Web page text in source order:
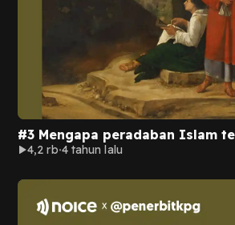
#3 Mengapa peradaban Islam
4,2 rb 4 tahun lalu